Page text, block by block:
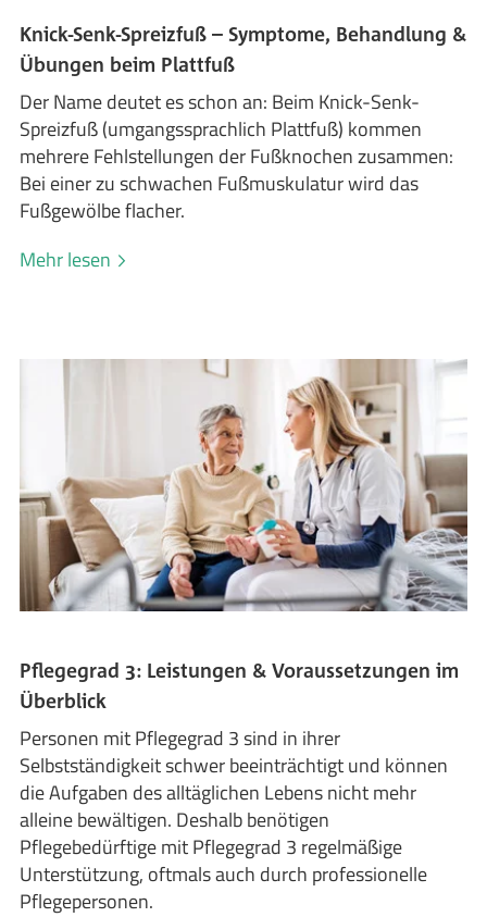
Knick-Senk-Spreizfuß – Symptome, Behandlung &
Übungen beim Plattfuß
Der Name deutet es schon an: Beim Knick-Senk-
Spreizfuß (umgangssprachlich Plattfuß) kommen
mehrere Fehlstellungen der Fußknochen zusammen:
Bei einer zu schwachen Fußmuskulatur wird das
Fußgewölbe flacher.
Mehr lesen
Pflegegrad 3: Leistungen & Voraussetzungen im
Überblick
Personen mit Pflegegrad 3 sind in ihrer
Selbstständigkeit schwer beeinträchtigt und können
die Aufgaben des alltäglichen Lebens nicht mehr
alleine bewältigen. Deshalb benötigen
Pflegebedürftige mit Pflegegrad 3 regelmäßige
Unterstützung, oftmals auch durch professionelle
Pflegepersonen.